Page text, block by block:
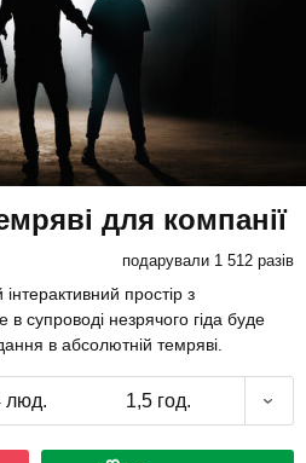
для компанії
подарували 1 512 разів
простір з
супроводі незрячого гіда буде
в абсолютній темряві.
люд. 1,5 год.